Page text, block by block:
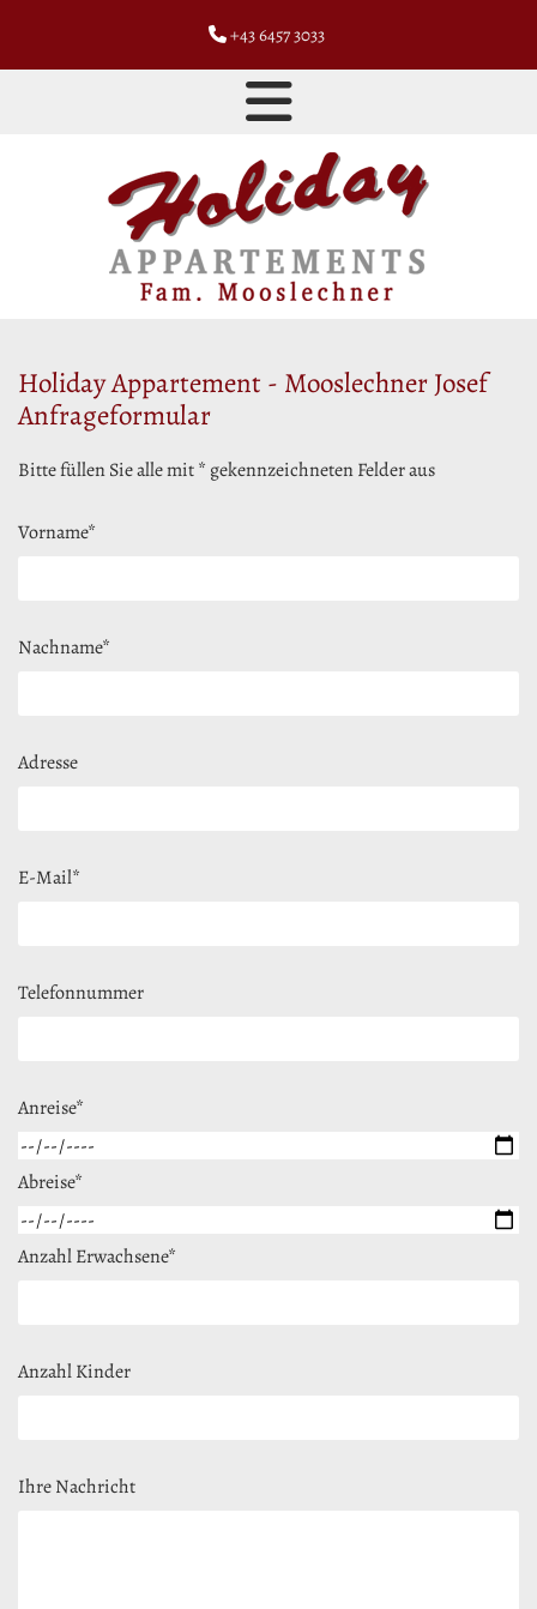
 +43 6457 3033
Holiday Appartement - Mooslechner Josef
Anfrageformular
Bitte füllen Sie alle mit * gekennzeichneten Felder aus
Vorname*
Nachname*
Adresse
E-Mail*
Telefonnummer
Anreise*
Abreise*
Anzahl Erwachsene*
Anzahl Kinder
Ihre Nachricht